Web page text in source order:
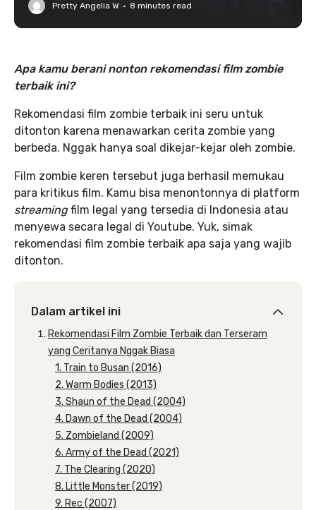
Pretty Angelia W · 8 minutes read
Apa kamu berani nonton rekomendasi film zombie
terbaik ini?
Rekomendasi film zombie terbaik ini seru untuk
ditonton karena menawarkan cerita zombie yang
berbeda. Nggak hanya soal dikejar-kejar oleh zombie.
Film zombie keren tersebut juga berhasil memukau
para kritikus film. Kamu bisa menontonnya di platform
streamingfilm legal yang tersedia di Indonesia atau
menyewa secara legal di Youtube. Yuk, simak
rekomendasi film zombie terbaik apa saja yang wajib
ditonton.
Dalam artikel ini
Rekomendasi Film Zombie Terbaik dan Terseram
yang Ceritanya Nggak Biasa
1. Train to Busan (2016)
2. Warm Bodies (2013)
3. Shaun of the Dead (2004)
4. Dawn of the Dead (2004)
5. Zombieland (2009)
6. Army of the Dead (2021)
7. The Clearing (2020)
8. Little Monster (2019)
9. Rec (2007)